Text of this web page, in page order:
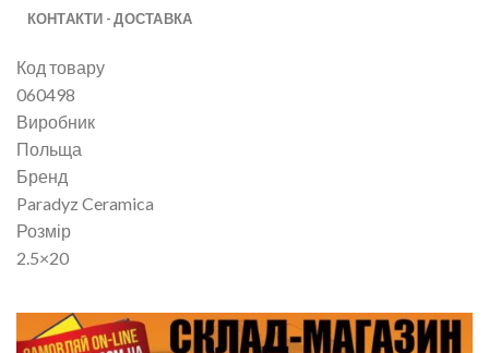
КОНТАКТИ - ДОСТАВКА
Код товару
060498
Виробник
Польща
Бренд
Paradyz Ceramica
Розмір
2.5×20